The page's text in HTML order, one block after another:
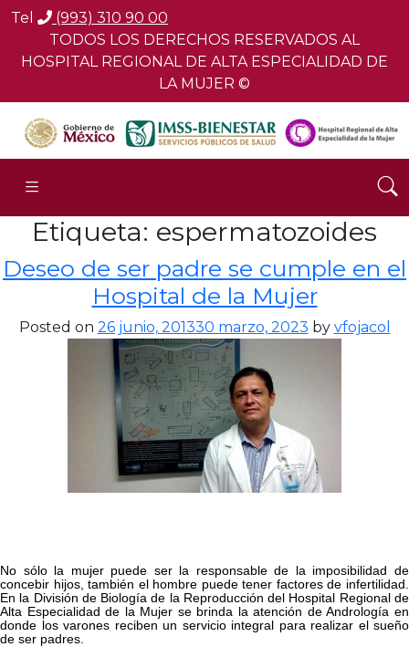
Tel
(993) 310 90 00
TODOS LOS DERECHOS RESERVADOS AL
HOSPITAL REGIONAL DE ALTA ESPECIALIDAD DE
LA MUJER ©
Etiqueta: espermatozoides
Deseo de ser padre se cumple en el
Hospital de la Mujer
Posted on 26 junio, 201330 marzo, 2023 by vfojacol
No sólo la mujer puede ser la responsable de la imposibilidad de
concebir hijos, también el hombre puede tener factores de infertilidad.
En la División de Biología de la Reproducción del Hospital Regional de
Alta Especialidad de la Mujer se brinda la atención de Andrología en
donde los varones reciben un servicio integral para realizar el sueño
de ser padres.